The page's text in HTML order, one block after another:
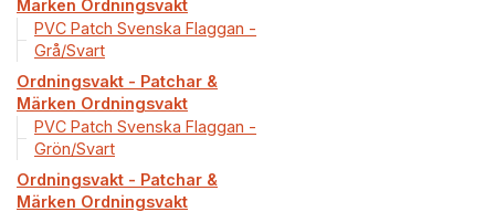
Märken Ordningsvakt
PVC Patch Svenska Flaggan -
Grå/Svart
Ordningsvakt - Patchar &
Märken Ordningsvakt
PVC Patch Svenska Flaggan -
Grön/Svart
Ordningsvakt - Patchar &
Märken Ordningsvakt